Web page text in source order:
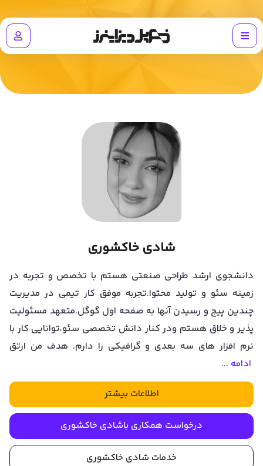
شادی خاکشوری
دانشجوی ارشد طراحی صنعتی هستم با تخصص و تجربه در
زمینه سئو و تولید محتوا.تجربه موفق کار تیمی در مدیریت
چندین پیج و رسیدن آنها به صفحه اول گوگل.متعهد مسئولیت
پذیر و خلاق هستم ودر کنار دانش تخصصی سئو،توانایی کار با
نرم افزار های سه بعدی و گرافیکی را دارم. هدف من ارتق
ادامه ...
اطلاعات بیشتر
درخواست همکاری باشادی خاکشوری
خدمات شادی خاکشوری